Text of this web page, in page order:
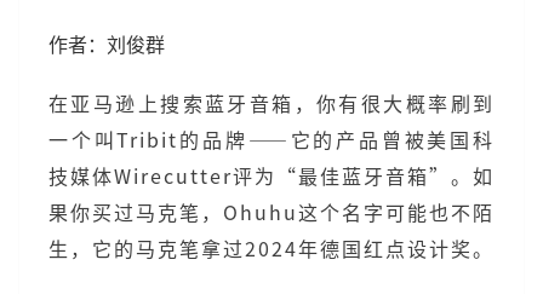
作者：刘俊群
在亚马逊上搜索蓝牙音箱，你有很大概率刷到
一个叫Tribit的品牌——它的产品曾被美国科
技媒体Wirecutter评为“最佳蓝牙音箱”。如
果你买过马克笔，Ohuhu这个名字可能也不陌
生，它的马克笔拿过2024年德国红点设计奖。